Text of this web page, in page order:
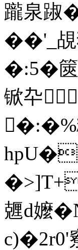
躘泉踧
��'_
�:5�
锨卆
�:�%
兣d嬤�
c)�2r0'